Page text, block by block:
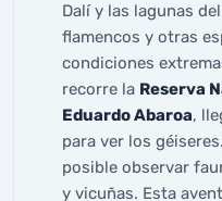
Dalí y las lagunas
flamencos y otras
condiciones
recorre la Reserva
Eduardo Abaroa,
para ver los
posible observar
y vicuñas. Esta